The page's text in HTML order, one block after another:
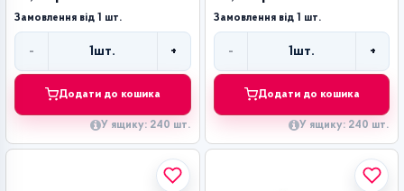
Замовлення від 1 шт.
- 1шт. +
Додати до кошика
У ящику: 240 шт.
Замовлення від 1 шт.
- 1шт. +
Додати до кошика
У ящику: 240 шт.